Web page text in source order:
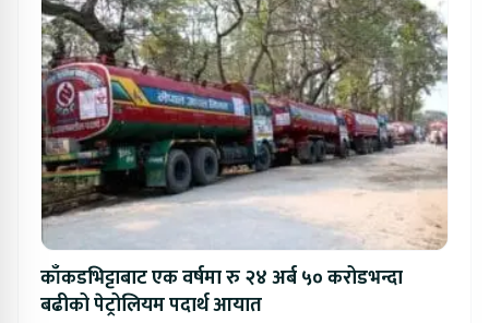
काँकडभिट्टाबाट एक वर्षमा रु २४ अर्ब ५० करोडभन्दा
बढीको पेट्रोलियम पदार्थ आयात